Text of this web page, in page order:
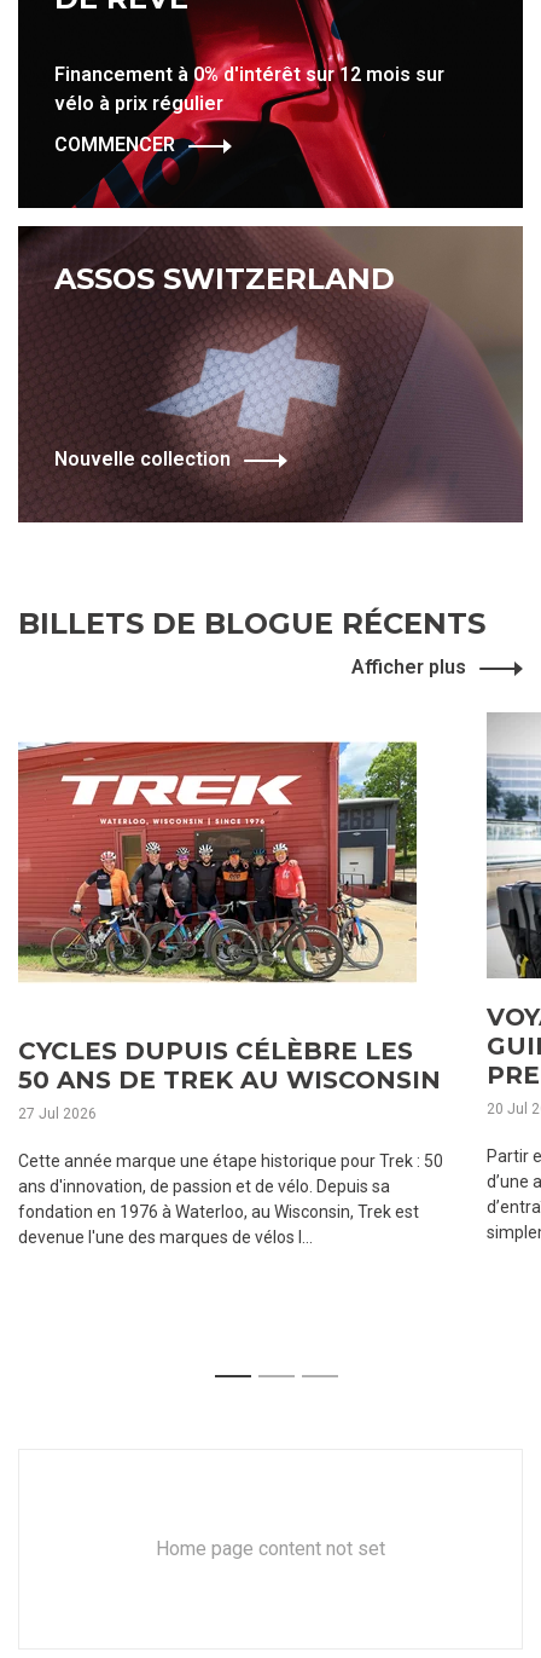
Financement à 0% d'intérêt sur 12 mois sur
vélo à prix régulier
COMMENCER
ASSOS SWITZERLAND
Nouvelle collection
BILLETS DE BLOGUE RÉCENTS
Afficher plus
CYCLES DUPUIS CÉLÈBRE LES
50 ANS DE TREK AU WISCONSIN
27 Jul 2026
Cette année marque une étape historique pour Trek : 50
ans d'innovation, de passion et de vélo. Depuis sa
fondation en 1976 à Waterloo, au Wisconsin, Trek est
devenue l'une des marques de vélos l...
20 Jul
Partir
d’une
Home page content not set